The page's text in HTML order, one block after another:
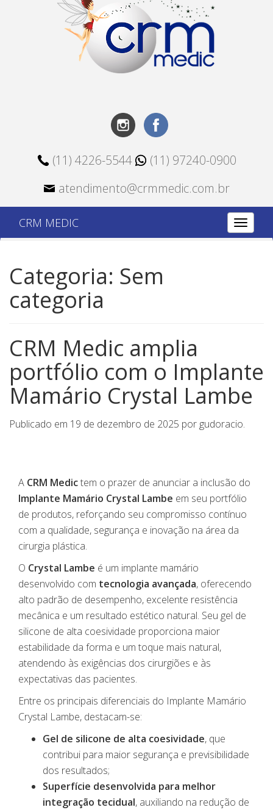
(11) 4226-5544
(11) 97240-0900
atendimento@crmmedic.com.br
CRM MEDIC
Categoria: Sem
categoria
CRM Medic amplia
portfólio com o Implante
Mamário Crystal Lambe
Publicado em 19 de dezembro de 2025 por gudoracio.
A CRM Medictem o prazer de anunciar a inclusão do
Implante Mamário Crystal Lambe em seu portfólio
de produtos, reforçando seu compromisso contínuo
com a qualidade, segurança e inovação na área da
cirurgia plástica.
O Crystal Lambe é um implante mamário
desenvolvido com tecnologia avançada, oferecendo
alto padrão de desempenho, excelente resistência
mecânica e um resultado estético natural. Seu gel de
silicone de alta coesividade proporciona maior
estabilidade da forma e um toque mais natural,
atendendo às exigências dos cirurgiões e às
expectativas das pacientes.
Entre os principais diferenciais do Implante Mamário
Crystal Lambe, destacam-se:
Gel de silicone de alta coesividade, que
contribui para maior segurança e previsibilidade
dos resultados;
Superfície desenvolvida para melhor
integração tecidual, auxiliando na redução de